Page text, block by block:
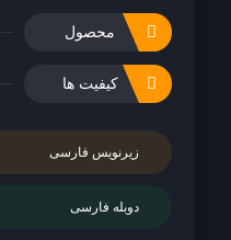
محصول
کیفیت ها
زیرنویس فارسی
دوبله فارسی